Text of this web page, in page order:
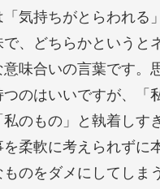
「気持ちがとらわれる
で、どちらかというと
意味合いの言葉です。
つのはいいですが、「
のもの」と執着しす
を柔軟に考えられずに
のをダメにしてしま